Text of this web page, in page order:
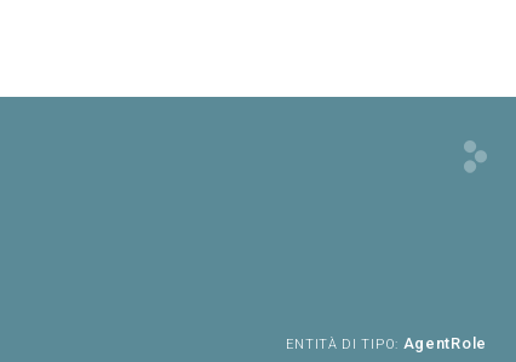
ENTITÀ DI TIPO: AgentRole